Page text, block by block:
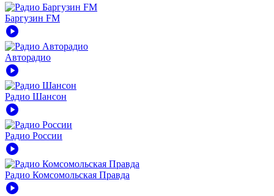
Баргузин FM
play_circle
Авторадио
play_circle
Радио Шансон
play_circle
Радио России
play_circle
Радио Комсомольская Правда
play_circle